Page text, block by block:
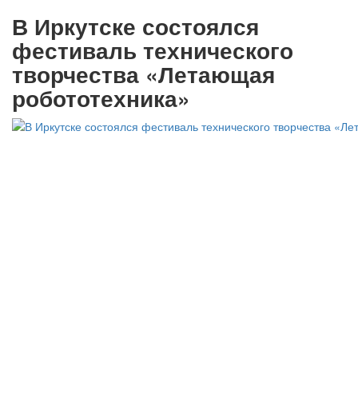
В Иркутске состоялся
фестиваль технического
творчества «Летающая
робототехника»